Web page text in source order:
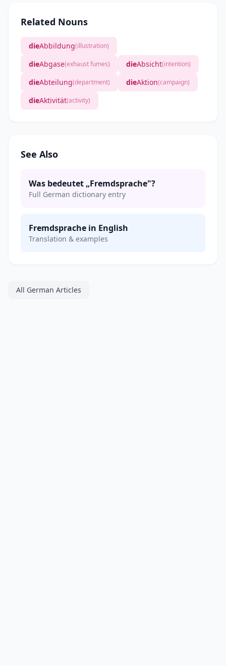
Related Nouns
dieAbbildung(illustration)
dieAbgase(exhaust fumes) dieAbsicht(intention)
dieAbteilung(department) dieAktion(campaign)
dieAktivität(activity)
See Also
Was bedeutet „Fremdsprache"?
Full German dictionary entry
Fremdsprache in English
Translation & examples
All German Articles